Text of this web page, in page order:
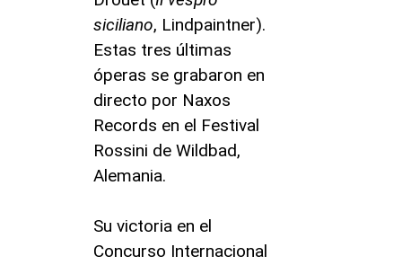
siciliano, Lindpaintner).
Estas tres últimas
óperas se grabaron en
directo por Naxos
Records en el Festival
Rossini de Wildbad,
Alemania.
Su victoria en el
Concurso Internacional